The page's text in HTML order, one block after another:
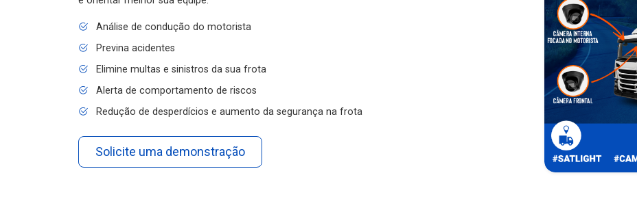
Análise de condução do motorista
Previna acidentes
Elimine multas e sinistros da sua frota
Alerta de comportamento de riscos
Redução de desperdícios e aumento da segurança na frota
Solicite uma demonstração